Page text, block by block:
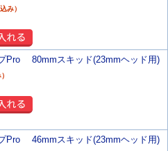
み）
Pro 80mmスキッド(23mmヘッド用)
Pro 46mmスキッド(23mmヘッド用)